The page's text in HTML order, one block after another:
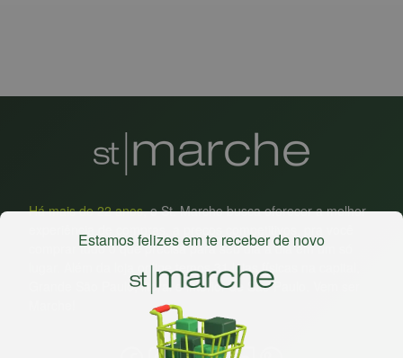
Há mais de 22 anos, o St. Marche busca oferecer a melhor
comprar tudo o que precisa para seu dia a dia em um só
lugar. Além da loja online temos 31 lojas físicas na capital,
Grande São Paulo, litoral e interior de São Paulo. Vem ser
Estamos felizes em te receber de novo